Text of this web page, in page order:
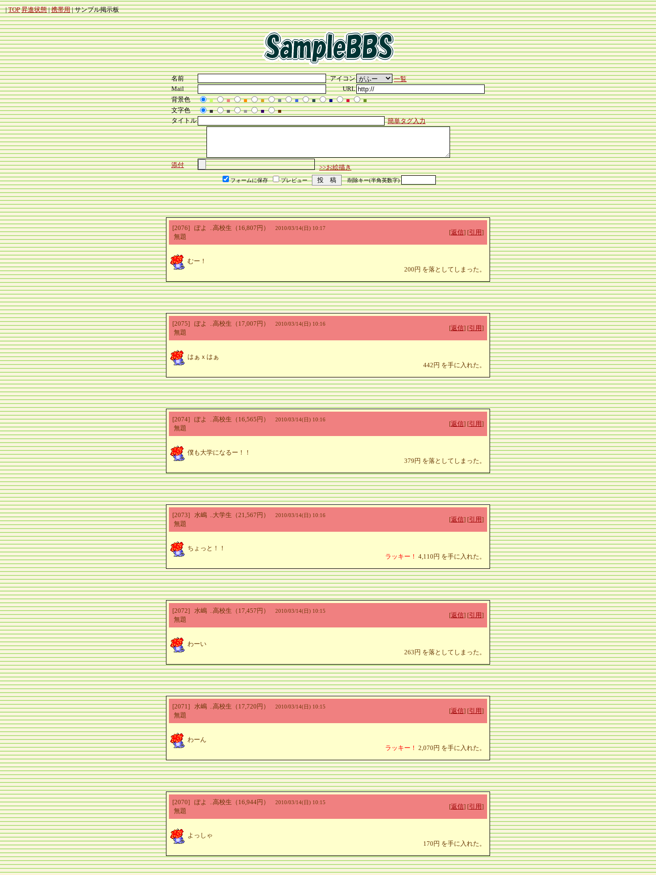
|TOP 昇進状態|携帯用| サンプル掲示板
名前 アイコン
一覧
Mail
URL
背景色
■ ■ ■ ■ ■ ■ ■ ■ ■
■
文字色
■ ■ ■ ■
■
タイトル
簡単タグ入力
添付 >>お絵描き
フォームに保存 プレビュー 削除キー(半角英数字)
[2076] ぽよ ..高校生（16,807円） 2010/03/14(日) 10:17
無題
[返信] [引用]
むー！
200円 を落としてしまった。
[2075] ぽよ ..高校生（17,007円） 2010/03/14(日) 10:16
無題
[返信] [引用]
はぁｘはぁ
442円 を手に入れた。
[2074] ぽよ ..高校生（16,565円） 2010/03/14(日) 10:16
無題
[返信] [引用]
僕も大学になるー！！
379円 を落としてしまった。
[2073] 水嶋 ..大学生（21,567円） 2010/03/14(日) 10:16
無題
[返信] [引用]
ちょっと！！
ラッキー！ 4,110円 を手に入れた。
[2072] 水嶋 ..高校生（17,457円） 2010/03/14(日) 10:15
無題
[返信] [引用]
わーい
263円 を落としてしまった。
[2071] 水嶋 ..高校生（17,720円） 2010/03/14(日) 10:15
無題
[返信] [引用]
わーん
ラッキー！ 2,070円 を手に入れた。
[2070] ぽよ ..高校生（16,944円） 2010/03/14(日) 10:15
無題
[返信] [引用]
よっしゃ
170円 を手に入れた。